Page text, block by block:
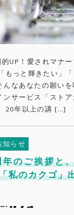
UP！愛されマナ
もっと輝きたい」
んなあなたの願い
ンサービス「スト
20年以上の講 […]
知らせ
のご挨拶と
私のカクゴ」